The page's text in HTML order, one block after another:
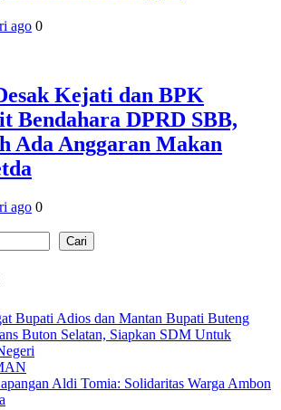
ago 0
Kejati dan BPK
Bendahara DPRD SBB,
Ada Anggaran Makan
ago 0
Cari
Bupati Adios dan Mantan Bupati Buteng
Buton Selatan, Siapkan SDM Untuk
Aldi Tomia: Solidaritas Warga Ambon